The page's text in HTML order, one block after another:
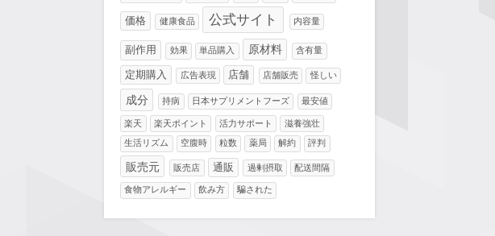
価格 健康食品 公式サイト 内容量
副作用 効果 単品購入 原材料 含有量
定期購入 広告表現 店舗 店舗販売 怪しい
成分 持病 日本サプリメントフーズ 最安値
楽天 楽天ポイント 活力サポート 滋養強壮
生活リズム 空腹時 粒数 薬局 解約 評判
販売元 販売店 通販 過剰摂取 配送間隔
食物アレルギー 飲み方 騙された